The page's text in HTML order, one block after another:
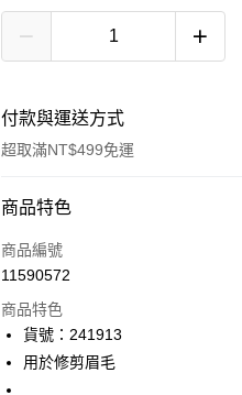
付款與運送方式
超取滿NT$499免運
付款方式
icash Pay
超商取貨付款
LINE Pay
商品特色
商品編號
11590572
商品特色
貨號：241913
用於修剪眉毛